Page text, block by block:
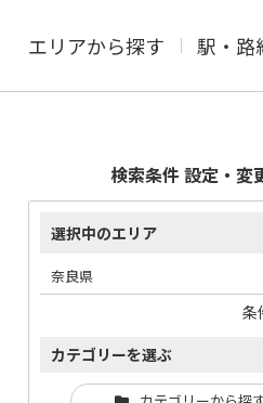
エリアから探す 駅・路
検索条件 設定・変
選択中のエリア
奈良県
条
カテゴリーを選ぶ